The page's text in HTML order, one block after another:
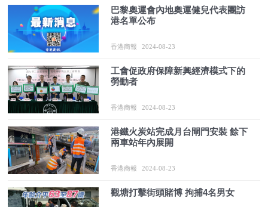
巴黎奧運會內地奧運健兒代表團訪
港名單公布
香港商報 2024-08-23
工會促政府保障新興經濟模式下的
勞動者
香港商報 2024-08-23
港鐵火炭站完成月台閘門安裝 餘下
兩車站年內展開
香港商報 2024-08-23
觀塘打擊街頭賭博 拘捕4名男女